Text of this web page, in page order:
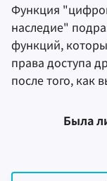
Функция
наследие"
функций,
права доступа
после того, как
Была